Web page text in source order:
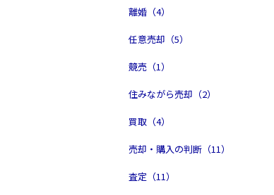
離婚（4）
任意売却（5）
競売（1）
住みながら売却（2）
買取（4）
売却・購入の判断（11）
査定（11）